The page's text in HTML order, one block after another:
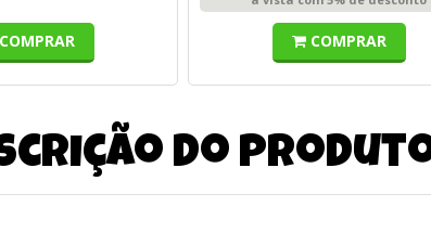
COMPRAR
do